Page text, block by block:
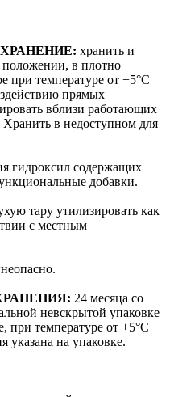
хранить и
положении, в плотно
при температуре от +5°С
прямых
вблизи работающих
Хранить в недоступном для
гидроксил содержащих
добавки.
тару утилизировать как
с местным
24 месяца со
невскрытой упаковке
при температуре от +5°С
указана на упаковке.